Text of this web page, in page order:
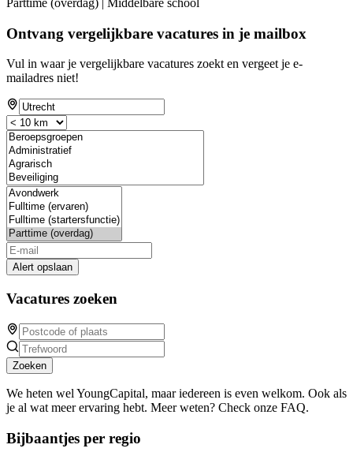
Parttime (overdag) | Middelbare school
Ontvang vergelijkbare vacatures in je mailbox
Vul in waar je vergelijkbare vacatures zoekt en vergeet je e-
mailadres niet!
Alert opslaan
Vacatures zoeken
Zoeken
We heten wel YoungCapital, maar iedereen is even welkom. Ook als
je al wat meer ervaring hebt. Meer weten? Check onze FAQ.
Bijbaantjes per regio